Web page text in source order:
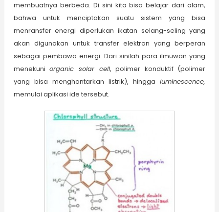
membuatnya berbeda. Di sini kita bisa belajar dari alam,
bahwa untuk menciptakan suatu sistem yang bisa
menransfer energi diperlukan ikatan selang-seling yang
akan digunakan untuk transfer elektron yang berperan
sebagai pembawa energi. Dari sinilah para ilmuwan yang
menekuniorganic solar cell, polimer konduktif (polimer
yang bisa menghantarkan listrik), hinggaluminescence,
memulai aplikasi ide tersebut.